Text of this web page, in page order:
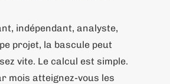
indépendant, analyste,
projet, la bascule peut
vite. Le calcul est simple.
mois atteignez-vous les